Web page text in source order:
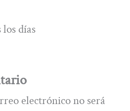
días
electrónico no será